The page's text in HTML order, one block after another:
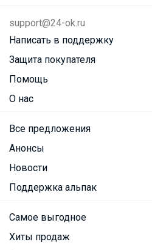
support@24-ok.ru
Написать в поддержку
Защита покупателя
Помощь
О нас
Все предложения
Анонсы
Новости
Поддержка альпак
Самое выгодное
Хиты продаж